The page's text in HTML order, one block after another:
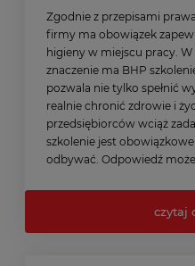
Zgodnie z przepisami
firmy ma obowiązek
higieny w miejscu pracy.
znaczenie ma BHP
pozwala nie tylko spełnić
realnie chronić zdrowie i
przedsiębiorców wciąż
szkolenie jest
odbywać. Odpowiedź
czytaj